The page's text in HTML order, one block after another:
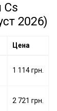
2026)
Цена
1 114 грн.
2 721 грн.